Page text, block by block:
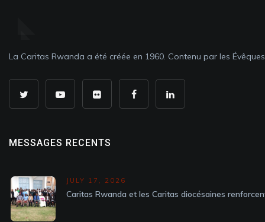
La Caritas Rwanda a été créée en 1960. Contenu par les
MESSAGES RECENTS
JULY 17, 2026
Caritas Rwanda et les Caritas diocésaines